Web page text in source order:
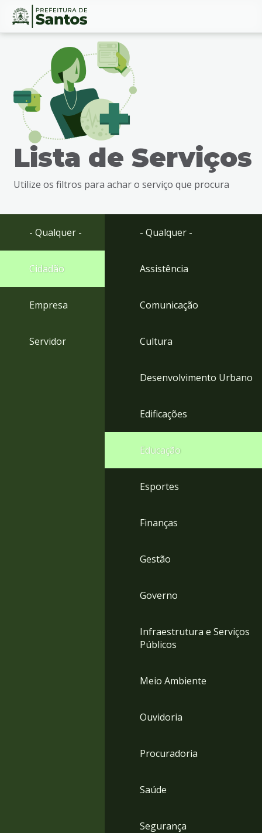
Ir
busca
Ir
rodapé
Conteúdo
Lista de Serviços
Utilize os filtros para achar o serviço que procura
- Qualquer -
Cidadão
Empresa
Servidor
- Qualquer -
Assistência
Comunicação
Cultura
Desenvolvimento Urbano
Edificações
Educação
Esportes
Finanças
Gestão
Governo
Infraestrutura e Serviços
Públicos
Meio Ambiente
Ouvidoria
Procuradoria
Saúde
Segurança